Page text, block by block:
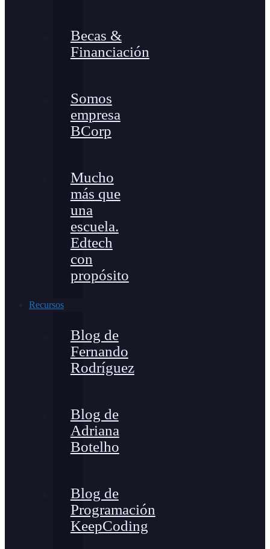
Becas &
Financiación
Somos
empresa
BCorp
Mucho
más que
una
escuela.
Edtech
con
propósito
Recursos
Blog de
Fernando
Rodríguez
Blog de
Adriana
Botelho
Blog de
Programación
KeepCoding